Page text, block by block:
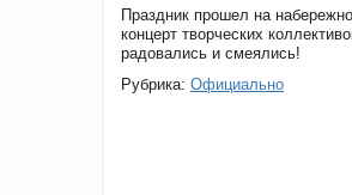
Праздник прошел на
концерт творческих
радовались и смеялись!
Рубрика: Официально